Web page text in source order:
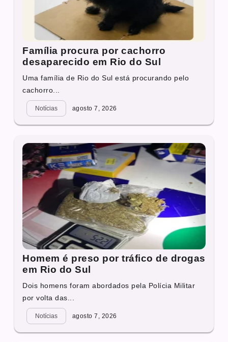
Família procura por cachorro
desaparecido em Rio do Sul
Uma família de Rio do Sul está procurando pelo
cachorro...
Notícias agosto 7, 2026
Homem é preso por tráfico de drogas
em Rio do Sul
Dois homens foram abordados pela Polícia Militar
por volta das...
Notícias agosto 7, 2026